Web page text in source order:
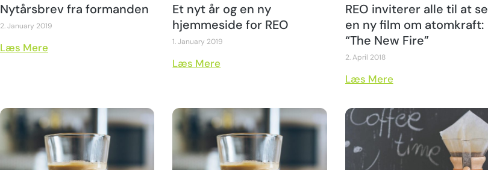
Nytårsbrev fra formanden
2. January 2019
Læs Mere
Et nyt år og en ny
hjemmeside for REO
1. January 2019
Læs Mere
REO inviterer alle til at se
en ny film om atomkraft:
“The New Fire”
2. April 2018
Læs Mere